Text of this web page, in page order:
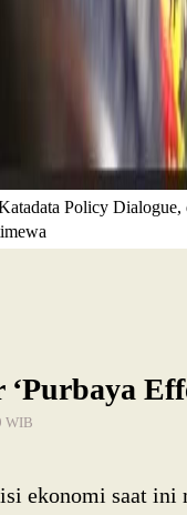
Policy Dialogue,
WIB
ekonomi saat ini